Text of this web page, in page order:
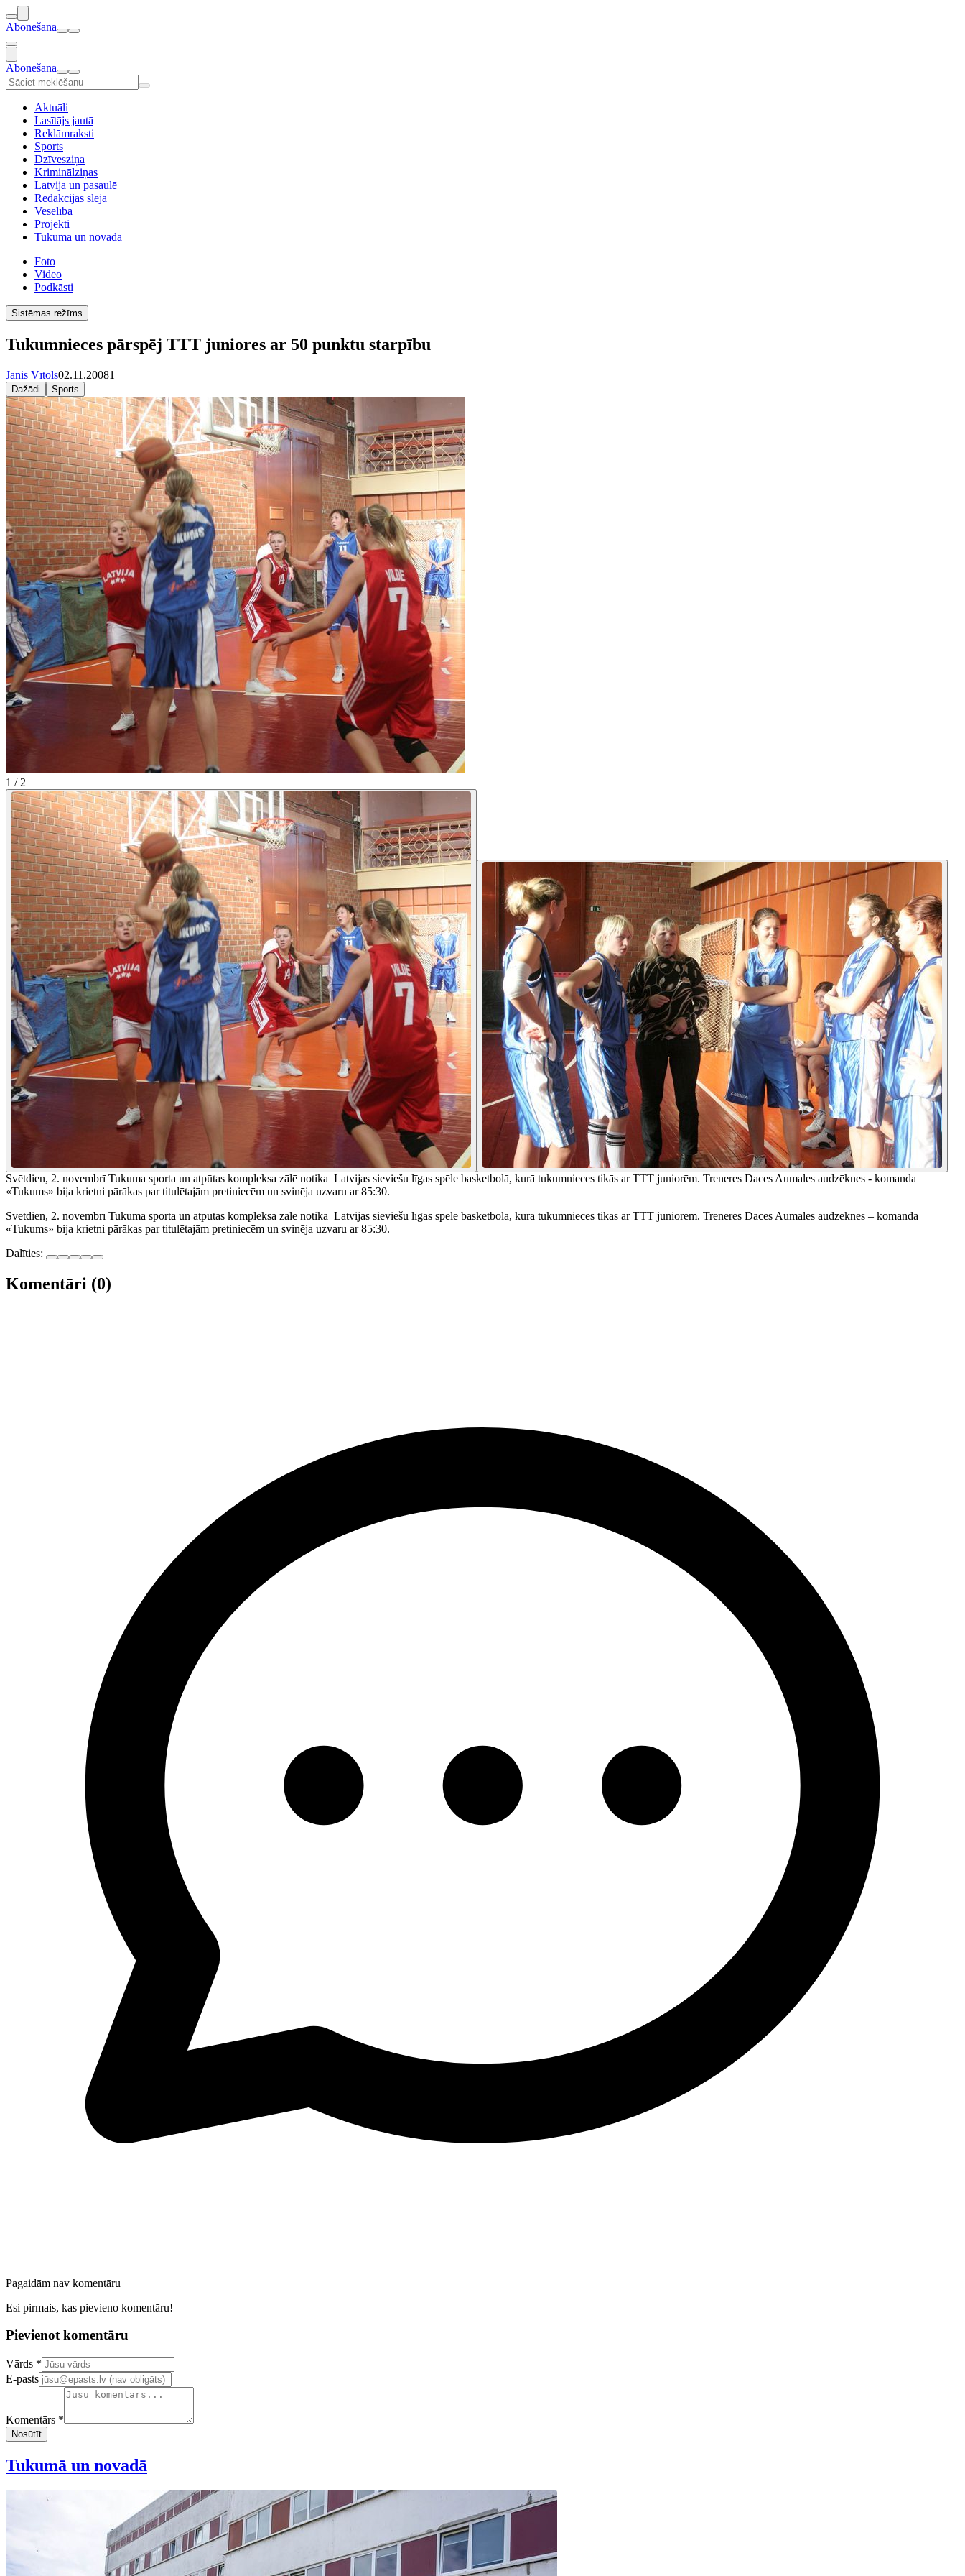
Abonēšana
Abonēšana
Aktuāli
Lasītājs jautā
Reklāmraksti
Sports
Dzīvesziņa
Kriminālziņas
Latvija un pasaulē
Redakcijas sleja
Veselība
Projekti
Tukumā un novadā
Foto
Video
Podkāsti
Sistēmas režīms
Tukumnieces pārspēj TTT juniores ar 50 punktu starpību
Jānis Vītols02.11.20081
Dažādi Sports
1 / 2
Svētdien, 2. novembrī Tukuma sporta un atpūtas kompleksa zālē notika Latvijas sieviešu līgas spēle basketbolā, kurā tukumnieces tikās ar TTT juniorēm. Treneres Daces Aumales audzēknes - komanda
«Tukums» bija krietni pārākas par titulētajām pretiniecēm un svinēja uzvaru ar 85:30.
Svētdien, 2. novembrī Tukuma sporta un atpūtas kompleksa zālē notika Latvijas sieviešu līgas spēle basketbolā, kurā tukumnieces tikās ar TTT juniorēm. Treneres Daces Aumales audzēknes – komanda
«Tukums» bija krietni pārākas par titulētajām pretiniecēm un svinēja uzvaru ar 85:30.
Dalīties:
Komentāri (0)
Pagaidām nav komentāru
Esi pirmais, kas pievieno komentāru!
Pievienot komentāru
Confirm your email address
Vārds *
E-pasts
Komentārs *
Nosūtīt
Tukumā un novadā